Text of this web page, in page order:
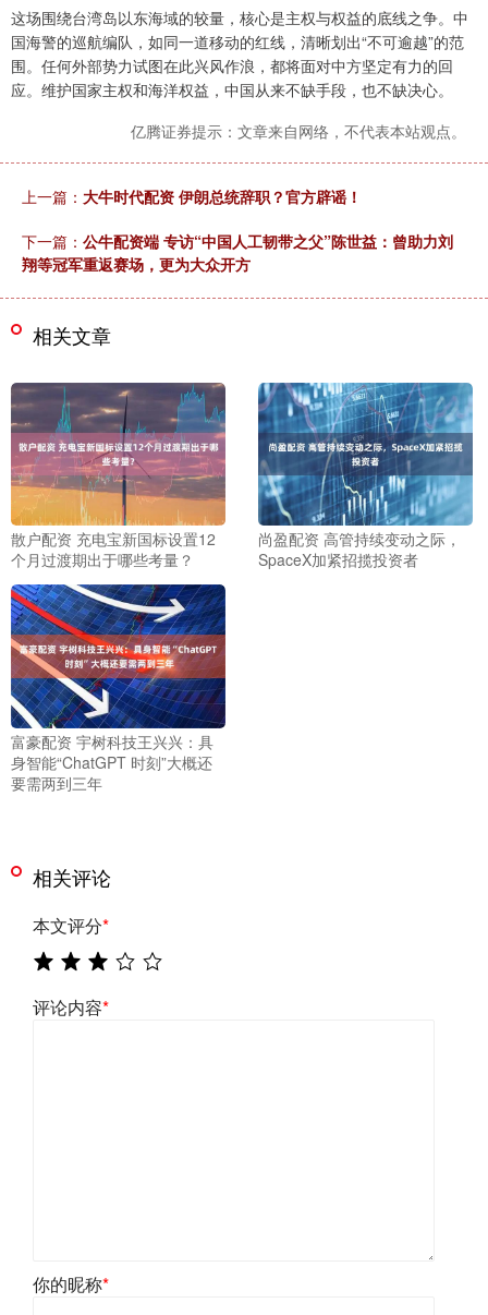
这场围绕台湾岛以东海域的较量，核心是主权与权益的底线之争。中
国海警的巡航编队，如同一道移动的红线，清晰划出“不可逾越”的范
围。任何外部势力试图在此兴风作浪，都将面对中方坚定有力的回
应。维护国家主权和海洋权益，中国从来不缺手段，也不缺决心。
亿腾证券提示：文章来自网络，不代表本站观点。
上一篇： 大牛时代配资 伊朗总统辞职？官方辟谣！
下一篇： 公牛配资端 专访“中国人工韧带之父”陈世益：曾助力刘
翔等冠军重返赛场，更为大众开方
相关文章
散户配资 充电宝新国标设置12
个月过渡期出于哪些考量？
尚盈配资 高管持续变动之际，
SpaceX加紧招揽投资者
富豪配资 宇树科技王兴兴：具
身智能“ChatGPT 时刻”大概还
要需两到三年
相关评论
本文评分*
评论内容*
你的昵称*